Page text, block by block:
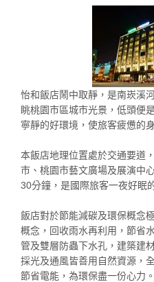
怡和飯店鬧中取靜，是南崁溪
眺桃園市區城市光景，低頭便
寧靜的好環境，使旅客疲憊的
本飯店地理位置處於交通要道
市、桃園市藝文廣場及展演中
30分鐘，是國際旅客一夜好眠
飯店對於節能減碳及環保概念
概念，回收雨水再利用，節省
管及雙層防蟲下水孔，建築建
採光及通風皆善用自然資源，
節省電能，為環保盡一份心力。